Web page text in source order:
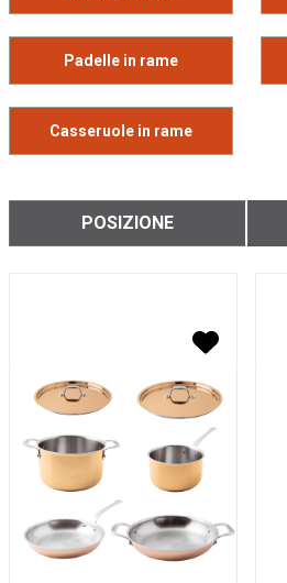
Padelle in rame
Casseruole in rame
POSIZIONE